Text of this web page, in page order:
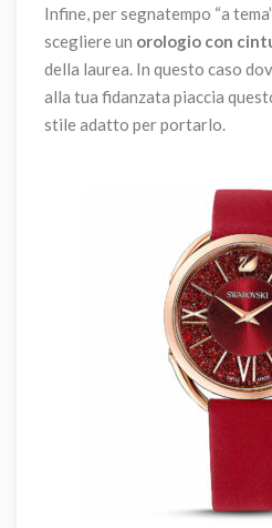
Infine, per segnatempo “a
scegliere un orologio con
della laurea. In questo caso
alla tua fidanzata piaccia
stile adatto per portarlo.